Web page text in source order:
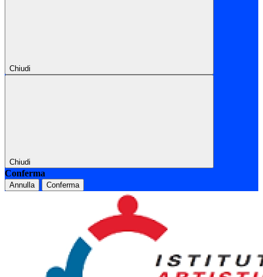
Chiudi
Chiudi
Conferma
Annulla Conferma